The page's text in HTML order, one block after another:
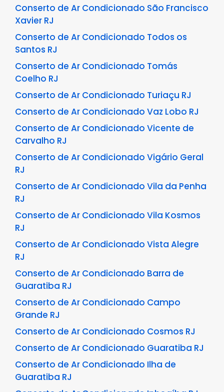
Conserto de Ar Condicionado São Francisco
Xavier RJ
Conserto de Ar Condicionado Todos os
Santos RJ
Conserto de Ar Condicionado Tomás
Coelho RJ
Conserto de Ar Condicionado Turiaçu RJ
Conserto de Ar Condicionado Vaz Lobo RJ
Conserto de Ar Condicionado Vicente de
Carvalho RJ
Conserto de Ar Condicionado Vigário Geral
RJ
Conserto de Ar Condicionado Vila da Penha
RJ
Conserto de Ar Condicionado Vila Kosmos
RJ
Conserto de Ar Condicionado Vista Alegre
RJ
Conserto de Ar Condicionado Barra de
Guaratiba RJ
Conserto de Ar Condicionado Campo
Grande RJ
Conserto de Ar Condicionado Cosmos RJ
Conserto de Ar Condicionado Guaratiba RJ
Conserto de Ar Condicionado Ilha de
Guaratiba RJ